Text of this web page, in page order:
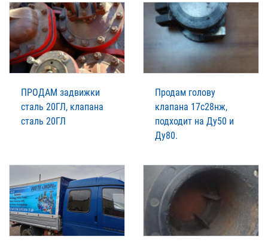
ПРОДАМ задвижки
сталь 20ГЛ, клапана
сталь 20ГЛ
Продам голову
клапана 17с28нж,
подходит на Ду50 и
Ду80.